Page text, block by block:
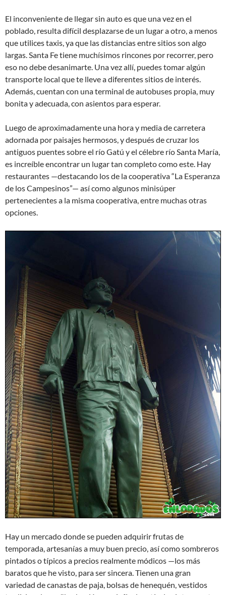
El inconveniente de llegar sin auto es que una vez en el
poblado, resulta difícil desplazarse de un lugar a otro, a menos
que utilices taxis, ya que las distancias entre sitios son algo
largas. Santa Fe tiene muchísimos rincones por recorrer, pero
eso no debe desanimarte. Una vez allí, puedes tomar algún
transporte local que te lleve a diferentes sitios de interés.
Además, cuentan con una terminal de autobuses propia, muy
bonita y adecuada, con asientos para esperar.
Luego de aproximadamente una hora y media de carretera
adornada por paisajes hermosos, y después de cruzar los
antiguos puentes sobre el río Gatú y el célebre río Santa María,
es increíble encontrar un lugar tan completo como este. Hay
restaurantes —destacando los de la cooperativa “La Esperanza
de los Campesinos”— así como algunos minisúper
pertenecientes a la misma cooperativa, entre muchas otras
opciones.
Hay un mercado donde se pueden adquirir frutas de
temporada, artesanías a muy buen precio, así como sombreros
pintados o típicos a precios realmente módicos —los más
baratos que he visto, para ser sincera. Tienen una gran
variedad de canastas de paja, bolsas de henequén, vestidos